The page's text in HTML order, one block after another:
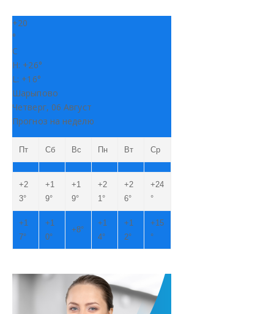
+20
°
C
H: +26°
L: +16°
Шарыпово
Четверг, 06 Август
Прогноз на неделю
Пт Сб Вс Пн Вт Ср
+2
3°
+1
9°
+1
9°
+2
1°
+2
6°
+24
°
+1
7°
+1
0°
+8°
+1
4°
+1
2°
+15
°